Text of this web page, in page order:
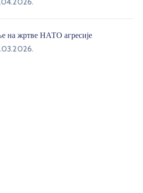
на жртве НАТО агресије